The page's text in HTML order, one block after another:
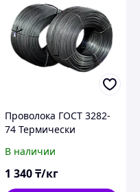
Проволока ГОСТ 3282-
74 Термически
В наличии
1 340₸/кг